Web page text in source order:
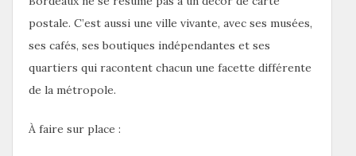
postale. C’est aussi une ville vivante, avec ses musées,
ses cafés, ses boutiques indépendantes et ses
quartiers qui racontent chacun une facette différente
de la métropole.
À faire sur place :